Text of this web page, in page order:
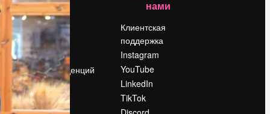
Цены
О нас
Reviews
Вакансии
Поиск тенденций
Блог
События
нами
Клиентская
поддержка
Instagram
YouTube
LinkedIn
TikTok